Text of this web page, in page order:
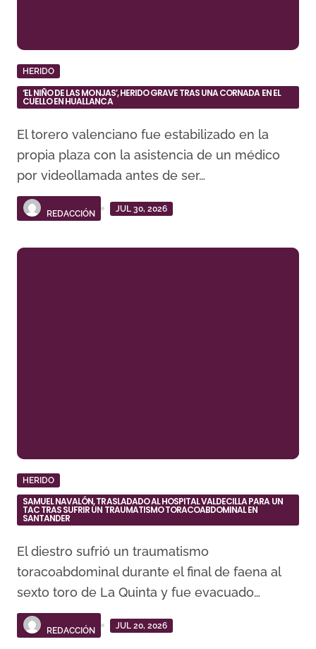
HERIDO
‘EL NIÑO DE LAS MONJAS’, HERIDO GRAVE TRAS UNA CORNADA EN EL
CUELLO EN HUALLANCA
El torero valenciano fue estabilizado en la
propia plaza con la asistencia de un médico
por videollamada antes de ser…
REDACCIÓN
JUL 30, 2026
HERIDO
SAMUEL NAVALÓN, TRASLADADO AL HOSPITAL VALDECILLA PARA UN
TAC TRAS SUFRIR UN TRAUMATISMO TORACOABDOMINAL EN
SANTANDER
El diestro sufrió un traumatismo
toracoabdominal durante el final de faena al
sexto toro de La Quinta y fue evacuado…
REDACCIÓN
JUL 20, 2026